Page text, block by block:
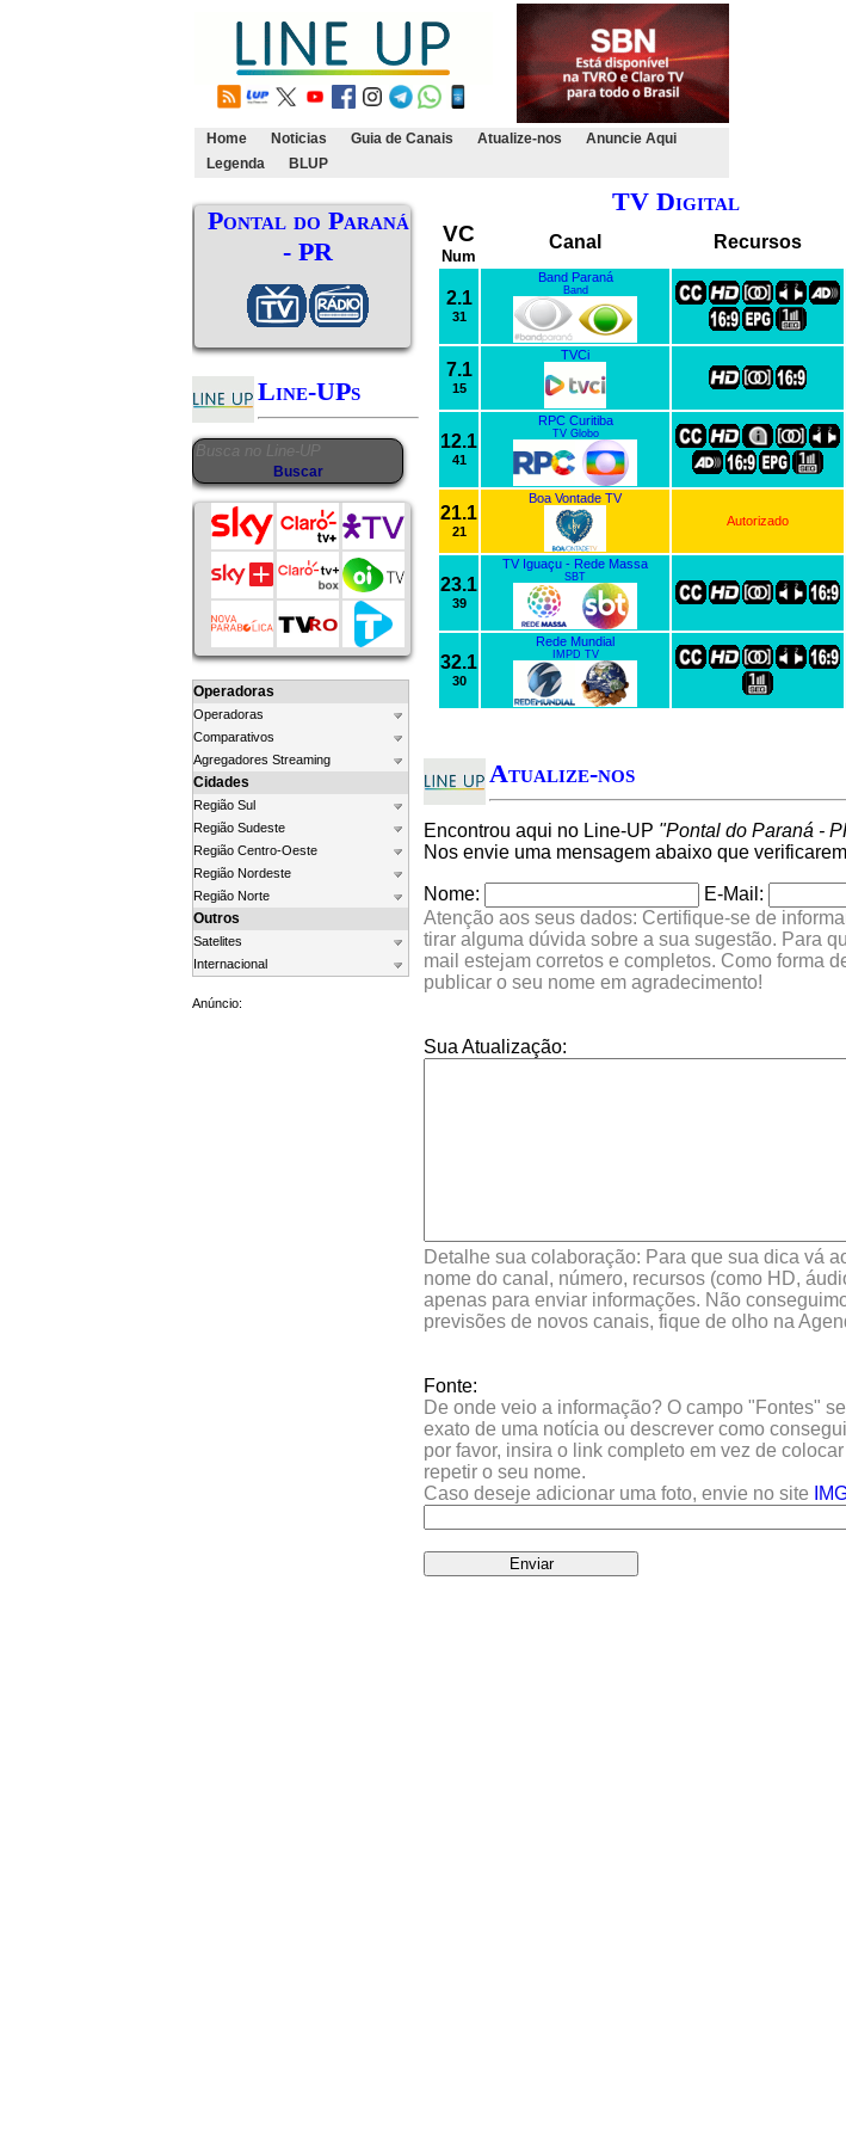
Home Noticias Guia de Canais Atualize-nos
Anuncie Aqui
Legenda
BLUP
Pontal do Paraná
- PR
Line-UPs
Operadoras
Operadoras
Comparativos
Agregadores Streaming
Cidades
Região Sul
Região Sudeste
Região Centro-Oeste
Região Nordeste
Região Norte
Outros
Satelites
Internacional
Anúncio:
TV Digital
VC
Num
Canal Recursos
2.1
31
Band Paraná
Band
7.1
15
TVCi
12.1
41
RPC Curitiba
TV Globo
21.1
21
Boa Vontade TV
Autorizado
23.1
39
TV Iguaçu - Rede Massa
SBT
32.1
30
Rede Mundial
IMPD TV
Atualize-nos
Encontrou aqui no Line-UP "Pontal do Paraná -
Nos envie uma mensagem abaixo que
Nome: E-Mail:
Atenção aos seus dados: Certifique-se de
tirar alguma dúvida sobre a sua sugestão. Para
mail estejam corretos e completos. Como forma
publicar o seu nome em agradecimento!
Sua Atualização:
Detalhe sua colaboração: Para que sua dica vá
nome do canal, número, recursos (como HD,
apenas para enviar informações. Não
previsões de novos canais, fique de olho na
Fonte:
De onde veio a informação? O campo "Fontes"
exato de uma notícia ou descrever como
por favor, insira o link completo em vez de
repetir o seu nome.
Caso deseje adicionar uma foto, envie no site